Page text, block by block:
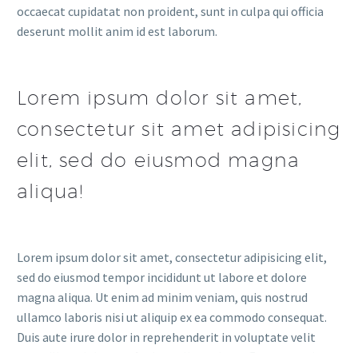
occaecat cupidatat non proident, sunt in culpa qui officia
deserunt mollit anim id est laborum.
Lorem ipsum dolor sit amet,
consectetur sit amet adipisicing
elit, sed do eiusmod magna
aliqua!
Lorem ipsum dolor sit amet, consectetur adipisicing elit,
sed do eiusmod tempor incididunt ut labore et dolore
magna aliqua. Ut enim ad minim veniam, quis nostrud
ullamco laboris nisi ut aliquip ex ea commodo consequat.
Duis aute irure dolor in reprehenderit in voluptate velit